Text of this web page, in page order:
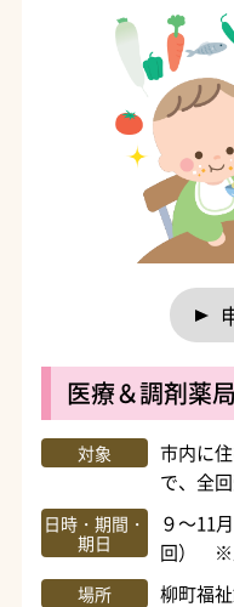
医療＆調剤薬
対象
市内に
で、全
日時・期間・
期日
９～11
回） ※
場所 柳町福